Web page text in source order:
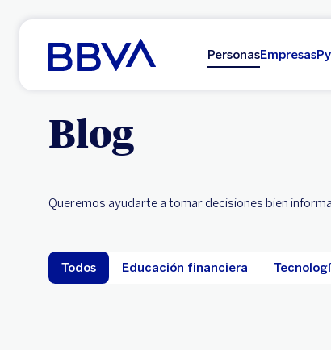
Ir al contenido principal
PersonasEmpresas
Blog
Queremos ayudarte a tomar decisiones bien
Todos Educación financiera